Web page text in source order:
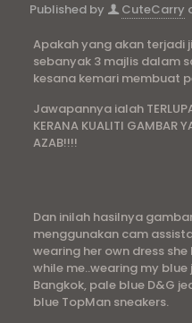
Published by CuteCarry
Apakah yang akan terjadi
sebanyak 3 majlis dalam
kesana kemari membuat
Jawapannya ialah
KERANA KUALITI GAMBAR
AZAB!!!!
Dan inilah hasilnya
menggunakan cam
wearing her own dress
while me..wearing my
Bangkok, pale blue D&G
blue TopMan sneakers.